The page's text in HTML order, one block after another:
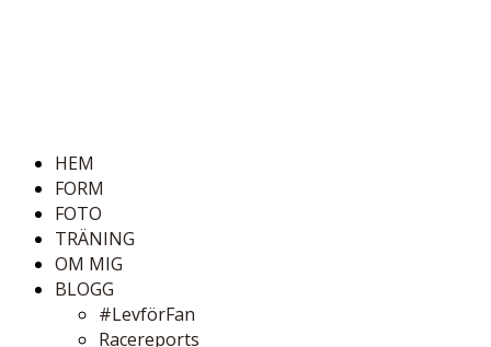
HEM
FORM
FOTO
TRÄNING
OM MIG
BLOGG
#LevförFan
Racereports